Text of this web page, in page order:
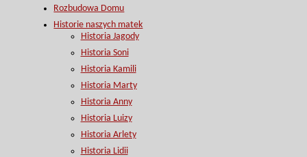
Rozbudowa Domu
Historie naszych matek
Historia Jagody
Historia Soni
Historia Kamili
Historia Marty
Historia Anny
Historia Luizy
Historia Arlety
Historia Lidii